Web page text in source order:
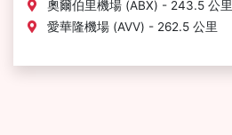
奧爾伯里機場 (ABX) - 243.5 公里
愛華隆機場 (AVV) - 262.5 公里